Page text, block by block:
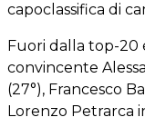
capoclassifica di
Fuori dalla top-20
convincente
(27°), Francesco
Lorenzo Petrarca